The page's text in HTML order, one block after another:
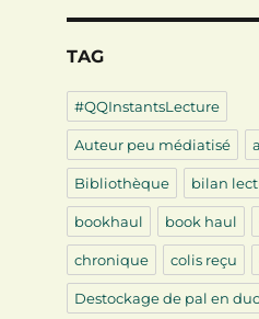
TAG
#QQInstantsLecture
Auteur peu médiatisé
Bibliothèque bilan
bookhaul book haul
chronique colis reçu
Destockage de pal en